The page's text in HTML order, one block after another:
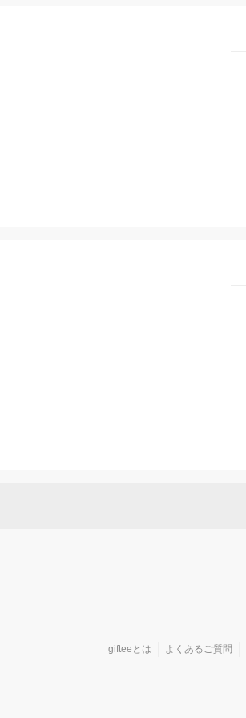
gifteeとは よくあるご質問